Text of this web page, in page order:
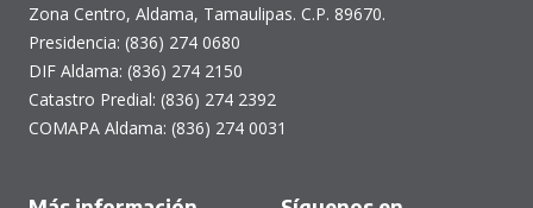
Zona Centro, Aldama, Tamaulipas. C.P. 89670.
Presidencia: (836) 274 0680
DIF Aldama: (836) 274 2150
Catastro Predial: (836) 274 2392
COMAPA Aldama: (836) 274 0031